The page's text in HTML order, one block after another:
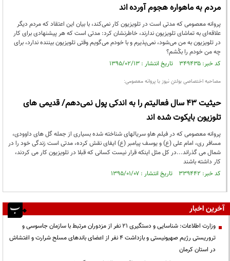
مردم به ماهواره هجوم آورده اند
پروانه معصومی که مدتی است در تلویزیون کار نمی‌کند، با بیان این اعتقاد که مردم دیگر
علاقه‌ای به تماشای تلویزیون ندارند، خاطرنشان کرد: مدتی است که هر پیشنهادی برای کار
در تلویزیون به من می‌شود، نمی‌پذیرم و با خودم می‌گویم وقتی تلویزیون بیننده ندارد، برای
چه من خودم را بکُشم؟
کد خبر: ۳۴۹۴۳۵ تاریخ انتشار : ۱۳۹۵/۰۲/۱۳
مصاحبه اختصاصی بولتن نیوز با پروانه معصومی:
حیثیت 43 سال فعالیتم را به اندکی پول نمی‌دهم/ قدیمی های
تلوزیون بایکوت شده اند
پروانه معصومی که در فیلم هاو سریالهای شناخته شده بسیاری از جمله گل های داوودی،
مسافر ری، امام علی (ع) و یوسف پیامبر (ع) ایفای نقش کرده، مدتی است زندگی خود را در
شمال می گذراند...در کل مثل اینکه قرار نیست کسانی که قبلا در تلویزیون کار می کردند،
کار داشته باشند
کد خبر: ۳۳۹۴۴۲ تاریخ انتشار : ۱۳۹۵/۰۱/۰۷
آخرین اخبار
وزارت اطلاعات: شناسایی و دستگیری ۲۱ نفر از مزدوران مرتبط با سازمان جاسوسی و
تروریستی رژیم صهیونیستی و بازداشت ۴ نفر از اعضای باندهای مسلح شرارت و اغتشاش
در استان کرمان